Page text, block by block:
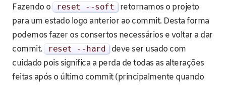
Fazendo o reset --soft retornamos o projeto
para um estado logo anterior ao commit. Desta forma
podemos fazer os consertos necessários e voltar a dar
commit.
reset --hard deve ser usado com
cuidado pois significa a perda de todas as alterações
feitas após o último commit (principalmente quando